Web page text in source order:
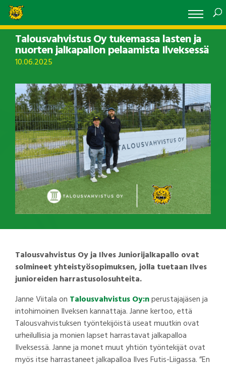
Talousvahvistus Oy tukemassa lasten ja
nuorten jalkapallon pelaamista Ilveksessä
10.06.2025
Talousvahvistus Oy ja Ilves Juniorijalkapallo ovat
solmineet yhteistyösopimuksen, jolla tuetaan Ilves
junioreiden harrastusolosuhteita.
Janne Viitala on Talousvahvistus Oy:nperustajajäsen ja
intohimoinen Ilveksen kannattaja. Janne kertoo, että
Talousvahvistuksen työntekijöistä useat muutkin ovat
urheilullisia ja monien lapset harrastavat jalkapalloa
Ilveksessä. Janne ja monet muut yhtiön työntekijät ovat
myös itse harrastaneet jalkapalloa Ilves Futis-Liigassa. ”En